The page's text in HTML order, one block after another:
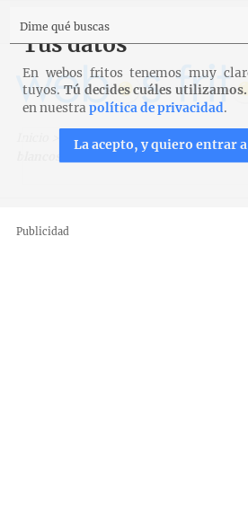
Recetas Huevos >
Charlota de
Publicidad
Tus datos
En webos fritos tenemos muy
tuyos. Tú decides cuáles utilizamos.
en nuestrapolítica de privacidad.
La acepto, y quiero entrar